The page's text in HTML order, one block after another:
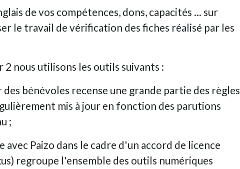
de vos compétences, dons, capacités ... sur
le travail de vérification des fiches réalisé par les
2 nous utilisons les outils suivants :
des bénévoles recense une grande partie des règles
mis à jour en fonction des parutions
;
avec Paizo dans le cadre d'un accord de licence
regroupe l'ensemble des outils numériques